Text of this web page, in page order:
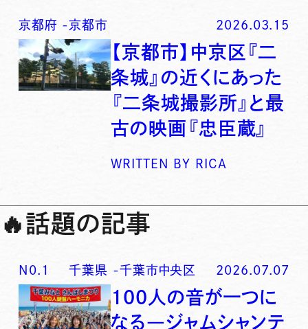
京都府 -京都市 2026.03.15
【京都市】中京区『二
条城』の近くにあった
『二条城撮影所』と最
古の映画『忠臣蔵』
WRITTEN BY RICA
🔥話題の記事
N0. 1 千葉県 -千葉市中央区 2026.07.07
100人の音が一つに
なる―ジャムシャンテ